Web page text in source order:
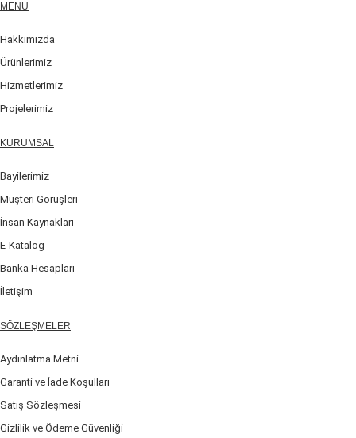
MENU
Hakkımızda
Ürünlerimiz
Hizmetlerimiz
Projelerimiz
KURUMSAL
Bayilerimiz
Müşteri Görüşleri
İnsan Kaynakları
E-Katalog
Banka Hesapları
İletişim
SÖZLEŞMELER
Aydınlatma Metni
Garanti ve İade Koşulları
Satış Sözleşmesi
Gizlilik ve Ödeme Güvenliği